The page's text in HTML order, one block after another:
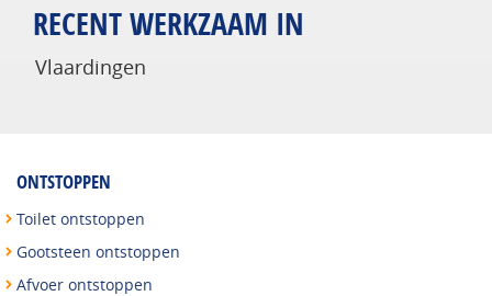
RECENT WERKZAAM IN
Vlaardingen
ONTSTOPPEN
Toilet ontstoppen
Gootsteen ontstoppen
Afvoer ontstoppen